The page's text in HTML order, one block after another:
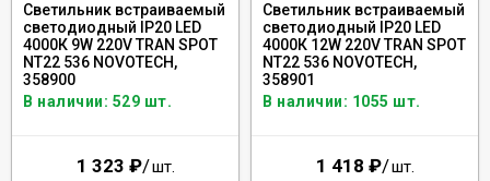
Светильник встраиваемый
светодиодный IP20 LED
4000К 9W 220V TRAN SPOT
NT22 536 NOVOTECH,
358900
В наличии: 529 шт.
1 323 ₽/шт.
Светильник встраиваемый
светодиодный IP20 LED
4000К 12W 220V TRAN SPOT
NT22 536 NOVOTECH,
358901
В наличии: 1055 шт.
1 418 ₽/шт.